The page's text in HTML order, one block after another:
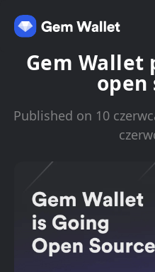
Gem Wallet
open
Published on 10